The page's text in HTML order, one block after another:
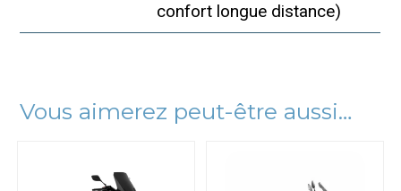
confort longue distance)
Vous aimerez peut-être aussi…